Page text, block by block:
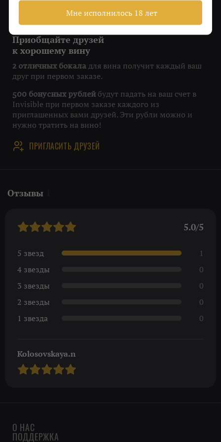
Приобщайте друзей
к хорошему вину
2 отличных бокала для вина получит каждый ваш
друг при первом заказе.
500 бонусных рублей будут падать на ваш счет в
Invisible при первом заказе каждого из
приглашенных вами друзей. Эти рубли можно и
нужно тратить на вино!
ПРИГЛАСИТЬ ДРУЗЕЙ
Отзывы
5.0/5
5 звезд
1
4 звезды
0
3 звезды
0
2 звезды
0
1 звезда
0
Kolosovskaya.n
О НАС
ПОДДЕРЖКА
Мне исполнилось 18 лет